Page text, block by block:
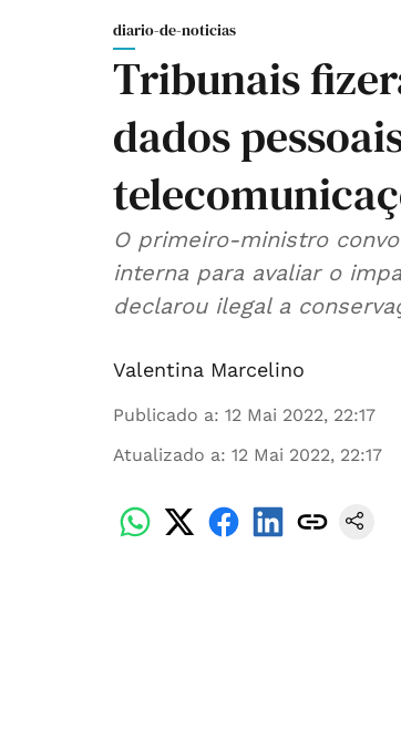
diario-de-noticias
Tribunais
dados
O primeiro-ministro
interna para avaliar o
declarou ilegal a
Valentina Marcelino
Publicado a: 12 Mai 2022, 22:17
Atualizado a: 12 Mai 2022, 22:17